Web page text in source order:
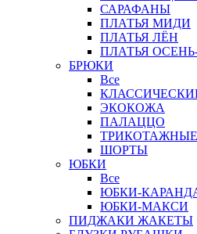
САРАФАНЫ
ПЛАТЬЯ МИДИ
ПЛАТЬЯ ЛЁН
ПЛАТЬЯ
БРЮКИ
Все
ЭКОКОЖА
ПАЛАЦЦО
ТРИКОТАЖНЫЕ
ШОРТЫ
ЮБКИ
Все
ЮБКИ-
ЮБКИ-МАКСИ
ПИДЖАКИ ЖАКЕТЫ